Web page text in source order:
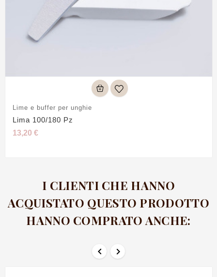
Lime e buffer per unghie
Lima 100/180 Pz
13,20 €
I CLIENTI CHE HANNO
ACQUISTATO QUESTO PRODOTTO
HANNO COMPRATO ANCHE:
 